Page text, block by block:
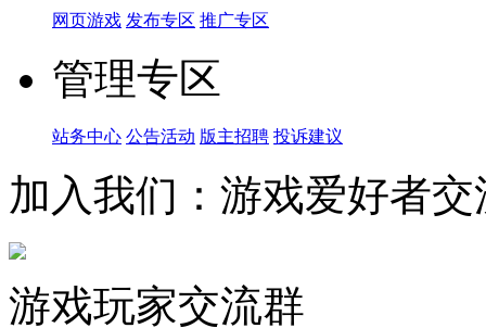
网页游戏 发布专区 推广专区
管理专区
站务中心 公告活动 版主招聘 投诉建议
加入我们：游戏爱好者交
游戏玩家交流群